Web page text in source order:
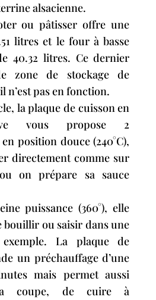
alsacienne.
ou pâtisser offre une
litres et le four à basse
40.32 litres. Ce dernier
zone de stockage de
n’est pas en fonction.
la plaque de cuisson en
vous propose 2
position douce (240°C),
directement comme sur
on prépare sa sauce
puissance (360°), elle
bouillir ou saisir dans une
La plaque de
un préchauffage d’une
mais permet aussi
coupe, de cuire à